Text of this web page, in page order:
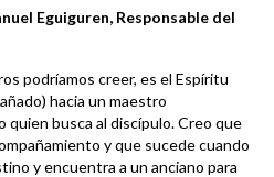
Eguiguren, Responsable del
podríamos creer, es el Espíritu
hacia un maestro
quien busca al discípulo. Creo que
y que sucede cuando
y encuentra a un anciano para